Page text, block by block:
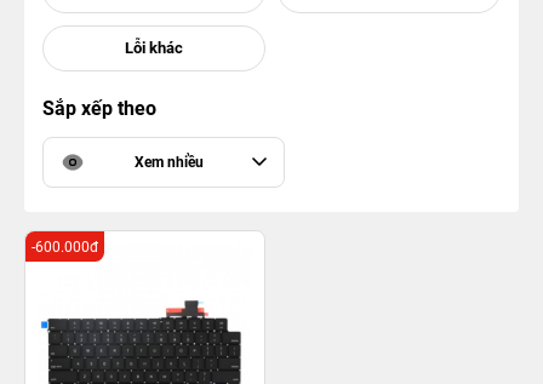
Sắp xếp theo
Xem nhiều
-600.000đ